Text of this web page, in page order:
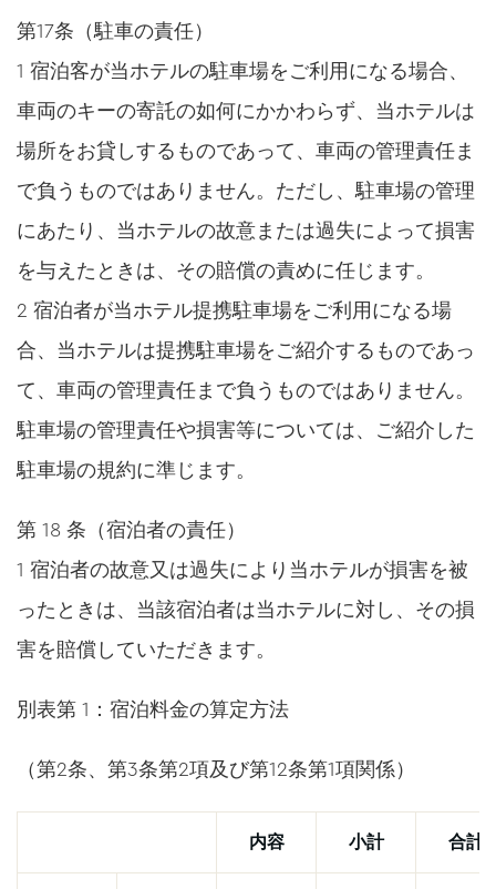
第17条（駐車の責任）
1 宿泊客が当ホテルの駐車場をご利用になる場合、
車両のキーの寄託の如何にかかわらず、当ホテルは
場所をお貸しするものであって、車両の管理責任ま
で負うものではありません。ただし、駐車場の管理
にあたり、当ホテルの故意または過失によって損害
を与えたときは、その賠償の責めに任じます。
2 宿泊者が当ホテル提携駐車場をご利用になる場
合、当ホテルは提携駐車場をご紹介するものであっ
て、車両の管理責任まで負うものではありません。
駐車場の管理責任や損害等については、ご紹介した
駐車場の規約に準じます。
第 18 条（宿泊者の責任）
1 宿泊者の故意又は過失により当ホテルが損害を被
ったときは、当該宿泊者は当ホテルに対し、その損
害を賠償していただきます。
別表第 1：宿泊料金の算定方法
（第2条、第3条第2項及び第12条第1項関係）
内容 小計 合計